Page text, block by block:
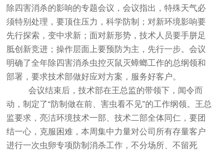
除四害消杀的影响的专题会议，会议指出，特殊天气必
须特别处理，要顶住压力，科学防制；对新环境影响要
先行探索，变中求新；面对新形势，技术人员要手胼足
胝创新竞进；操作层面上要预防为主，先行一步。会议
明确了全年除四害消杀虫控灭鼠灭蟑螂工作的总纲领和
部署，要求技术部做好应对方案，服务好客户。
会议结束后，技术部在王总监的带领下，闻令而
动，制定了“防制做在前、害虫看不见”的工作纲领。王总
监要求，亮洁环境技术一部、技术二部全体同仁，要团
结一心，克服困难，本周集中力量对公司所有存量客户
进行一次虫卵专项防制消杀工作，不分场所、不留死